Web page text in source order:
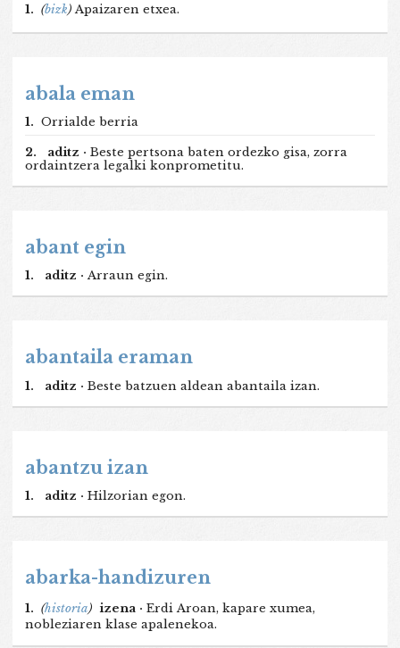
1. (bizk)Apaizaren etxea.
abala eman
1. Orrialde berria
2.
aditz · Beste pertsona baten ordezko gisa, zorra
ordaintzera legalki konprometitu.
abant egin
1. aditz · Arraun egin.
abantaila eraman
1. aditz · Beste batzuen aldean abantaila izan.
abantzu izan
1. aditz · Hilzorian egon.
abarka-handizuren
1. (historia) izena · Erdi Aroan, kapare xumea,
nobleziaren klase apalenekoa.